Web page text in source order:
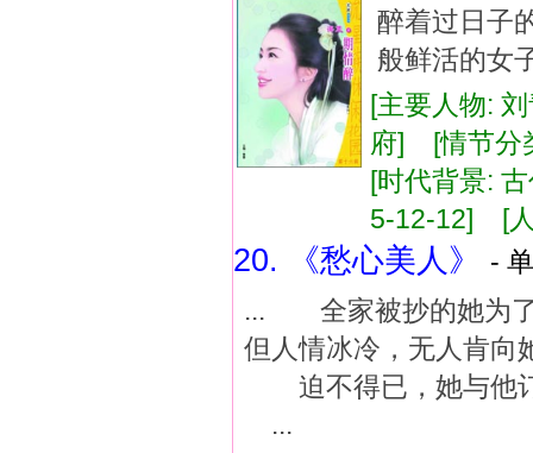
醉着过日
般鲜活的
[主要人物:
府] [情节分
[时代背景:
5-12-12] [
20. 《愁心美人》
-
... 全家被抄的她为
但人情冰冷，无人肯
迫不得已，她与
...